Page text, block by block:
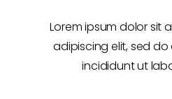
Lorem ipsum dolor sit
adipiscing elit, sed
incididunt ut